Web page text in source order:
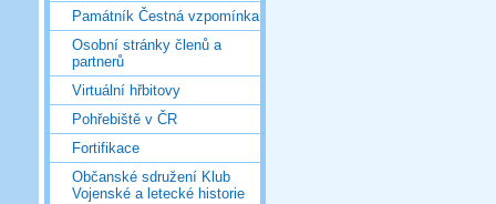
Památník Čestná vzpomínka
Osobní stránky členů a
partnerů
Virtuální hřbitovy
Pohřebiště v ČR
Fortifikace
Občanské sdružení Klub
Vojenské a letecké historie